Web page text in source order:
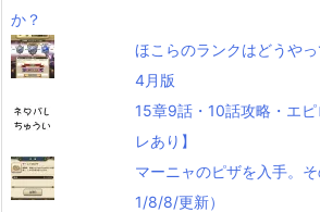
ほこらのランクはどうや
4月版
15章9話・10話攻略・エ
レあり】
マーニャのピザを入手。
1/8/8/更新）